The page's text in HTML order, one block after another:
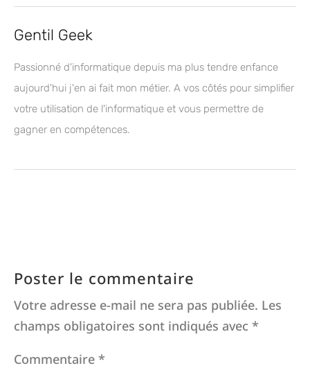
Gentil Geek
Passionné d'informatique depuis ma plus tendre enfance
aujourd'hui j'en ai fait mon métier. A vos côtés pour simplifier
votre utilisation de l'informatique et vous permettre de
gagner en compétences.
Poster le commentaire
Votre adresse e-mail ne sera pas publiée. Les
champs obligatoires sont indiqués avec *
Commentaire *